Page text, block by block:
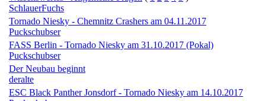
SchlauerFuchs
Tornado Niesky - Chemnitz Crashers am 04.11.2017
Puckschubser
FASS Berlin - Tornado Niesky am 31.10.2017 (Pokal)
Puckschubser
Der Neubau beginnt
deralte
ESC Black Panther Jonsdorf - Tornado Niesky am 14.10.2017